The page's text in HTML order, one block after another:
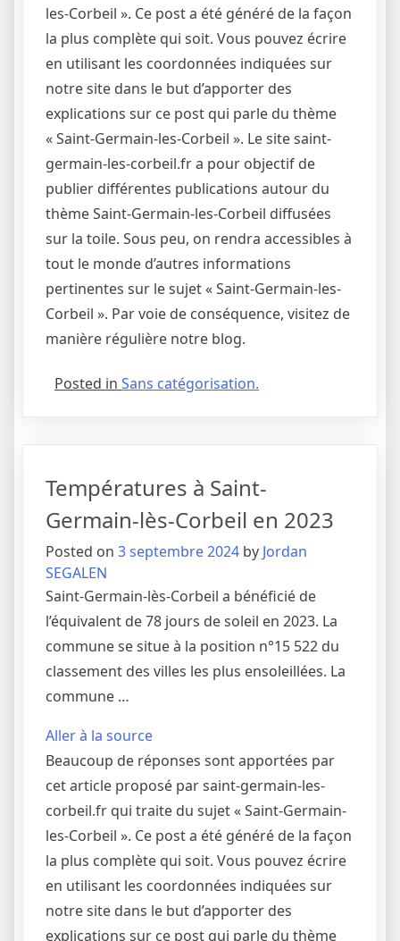
les-Corbeil ». Ce post a été généré de la façon
la plus complète qui soit. Vous pouvez écrire
en utilisant les coordonnées indiquées sur
notre site dans le but d’apporter des
explications sur ce post qui parle du thème
« Saint-Germain-les-Corbeil ». Le site saint-
germain-les-corbeil.fr a pour objectif de
publier différentes publications autour du
thème Saint-Germain-les-Corbeil diffusées
sur la toile. Sous peu, on rendra accessibles à
tout le monde d’autres informations
pertinentes sur le sujet « Saint-Germain-les-
Corbeil ». Par voie de conséquence, visitez de
manière régulière notre blog.
Posted in Sans catégorisation.
Températures à Saint-
Germain-lès-Corbeil en 2023
Posted on 3 septembre 2024 by Jordan
SEGALEN
Saint-Germain-lès-Corbeil a bénéficié de
l’équivalent de 78 jours de soleil en 2023. La
commune se situe à la position n°15 522 du
classement des villes les plus ensoleillées. La
commune …
Aller à la source
Beaucoup de réponses sont apportées par
cet article proposé par saint-germain-les-
corbeil.fr qui traite du sujet « Saint-Germain-
les-Corbeil ». Ce post a été généré de la façon
la plus complète qui soit. Vous pouvez écrire
en utilisant les coordonnées indiquées sur
notre site dans le but d’apporter des
explications sur ce post qui parle du thème